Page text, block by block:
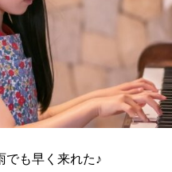
でも早く来れた♪